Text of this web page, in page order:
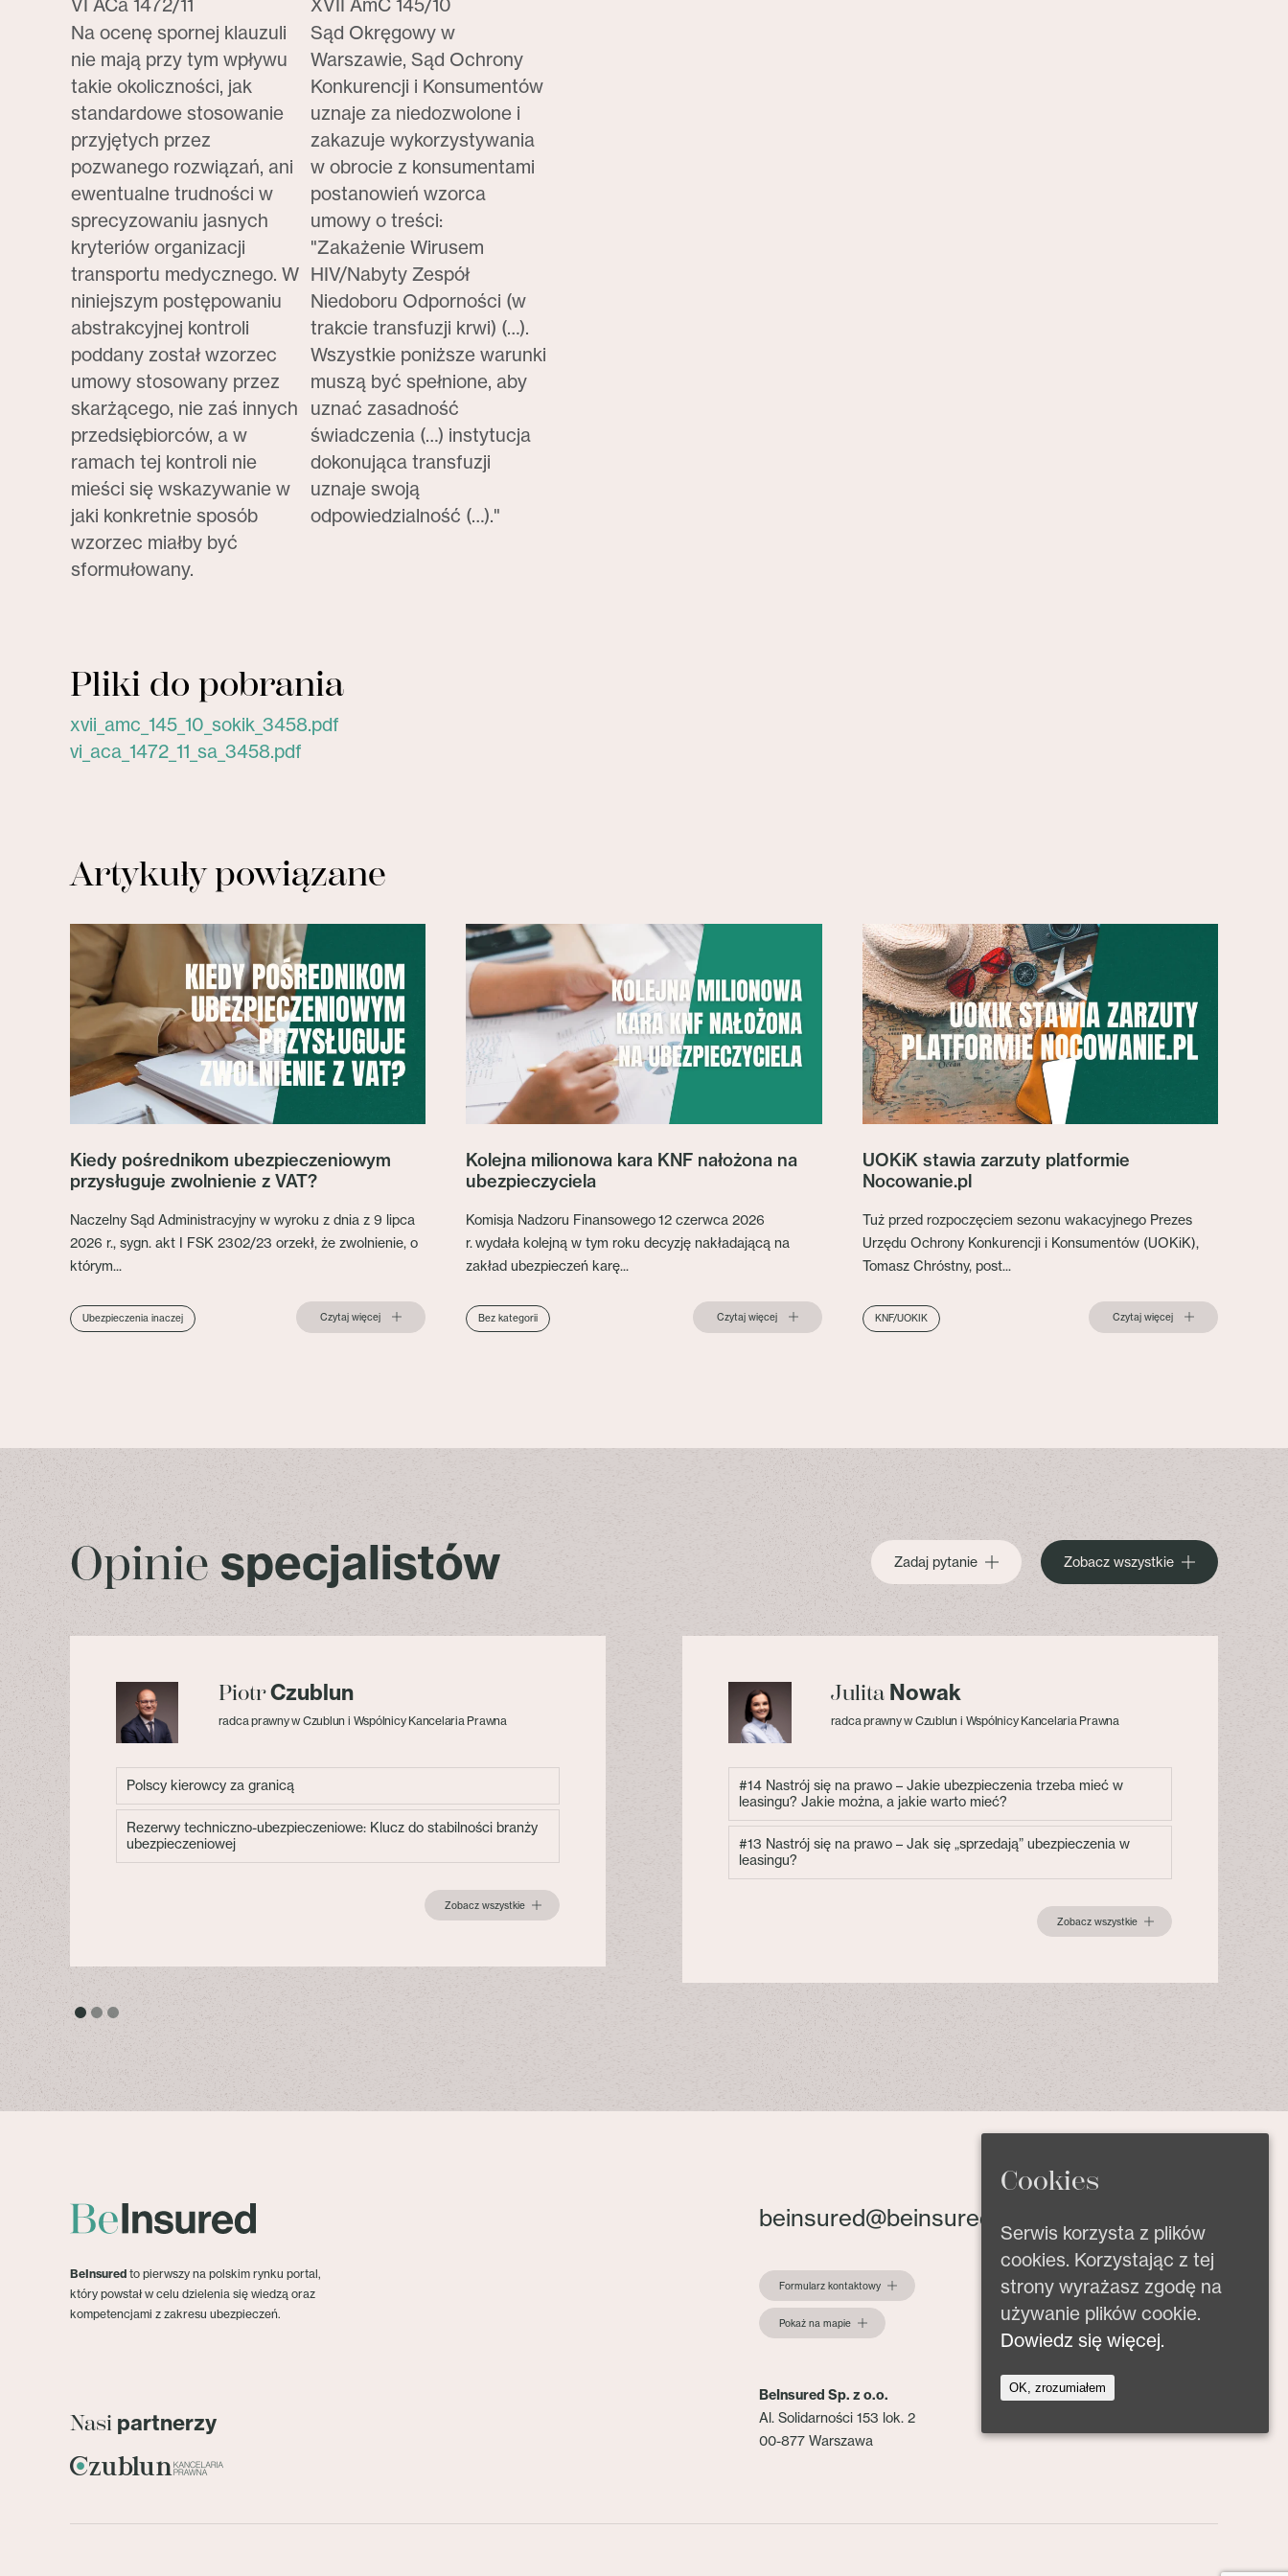
VI ACa 1472/11
XVII AmC 145/10
Na ocenę spornej klauzuli
nie mają przy tym wpływu
takie okoliczności, jak
standardowe stosowanie
przyjętych przez
pozwanego rozwiązań, ani
ewentualne trudności w
sprecyzowaniu jasnych
kryteriów organizacji
transportu medycznego. W
niniejszym postępowaniu
abstrakcyjnej kontroli
poddany został wzorzec
umowy stosowany przez
skarżącego, nie zaś innych
przedsiębiorców, a w
ramach tej kontroli nie
mieści się wskazywanie w
jaki konkretnie sposób
wzorzec miałby być
sformułowany.
Sąd Okręgowy w
Warszawie, Sąd Ochrony
Konkurencji i Konsumentów
uznaje za niedozwolone i
zakazuje wykorzystywania
w obrocie z konsumentami
postanowień wzorca
umowy o treści:
"Zakażenie Wirusem
HIV/Nabyty Zespół
Niedoboru Odporności (w
trakcie transfuzji krwi) (…).
Wszystkie poniższe warunki
muszą być spełnione, aby
uznać zasadność
świadczenia (…) instytucja
dokonująca transfuzji
uznaje swoją
odpowiedzialność (…)."
Pliki do pobrania
xvii_amc_145_10_sokik_3458.pdf
vi_aca_1472_11_sa_3458.pdf
Artykuły powiązane
Kiedy pośrednikom ubezpieczeniowym
przysługuje zwolnienie z VAT?
Naczelny Sąd Administracyjny w wyroku z dnia z 9 lipca
2026 r., sygn. akt I FSK 2302/23 orzekł, że zwolnienie, o
którym...
Ubezpieczenia inaczej Czytaj więcej
Kolejna milionowa kara KNF nałożona na
ubezpieczyciela
Komisja Nadzoru Finansowego 12 czerwca 2026
r. wydała kolejną w tym roku decyzję nakładającą na
zakład ubezpieczeń karę...
Bez kategorii Czytaj więcej
UOKiK stawia zarzuty platformie
Nocowanie.pl
Tuż przed rozpoczęciem sezonu wakacyjnego Prezes
Urzędu Ochrony Konkurencji i Konsumentów (UOKiK),
Tomasz Chróstny, post...
KNF/UOKIK Czytaj więcej
Opinie specjalistów Zadaj pytanie Zobacz wszystkie
PiotrCzublun
radca prawny w Czublun i Wspólnicy Kancelaria Prawna
Polscy kierowcy za granicą
Rezerwy techniczno-ubezpieczeniowe: Klucz do stabilności branży
ubezpieczeniowej
Zobacz wszystkie
Julita Nowak
radca prawny w Czublun i Wspólnicy Kancelaria Prawna
#14 Nastrój się na prawo – Jakie ubezpieczenia trzeba mieć w
leasingu? Jakie można, a jakie warto mieć?
#13 Nastrój się na prawo – Jak się „sprzedają” ubezpieczenia w
leasingu?
Zobacz wszystkie
BeInsured to pierwszy na polskim rynku portal,
który powstał w celu dzielenia się wiedzą oraz
kompetencjami z zakresu ubezpieczeń.
Nasi partnerzy
beinsured@beinsured.pl
Formularz kontaktowy
Pokaż na mapie
BeInsured Sp. z o.o.
Al. Solidarności 153 lok. 2
00-877 Warszawa
Cookies
Serwis korzysta z plików
cookies. Korzystając z tej
strony wyrażasz zgodę na
używanie plików cookie.
Dowiedz się więcej.
OK, zrozumiałem